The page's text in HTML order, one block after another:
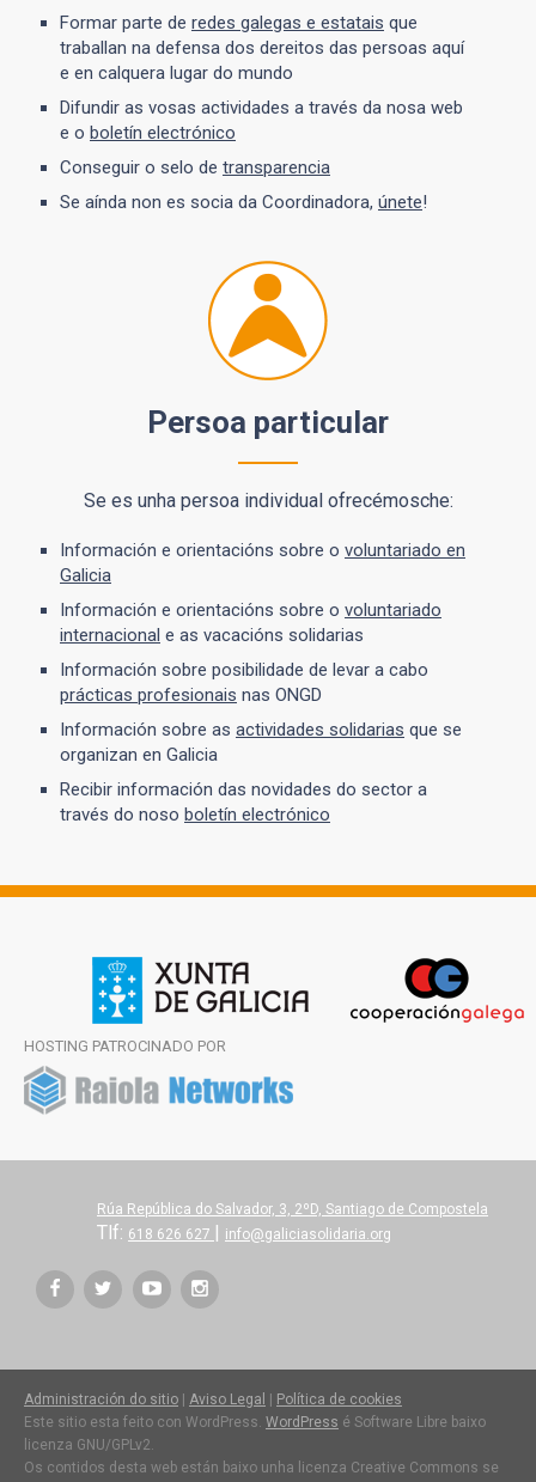
Formar parte de redes galegas e estatais que
traballan na defensa dos dereitos das persoas aquí
e en calquera lugar do mundo
Difundir as vosas actividades a través da nosa web
e o boletín electrónico
Conseguir o selo de transparencia
Se aínda non es socia da Coordinadora, únete!
Persoa particular
Se es unha persoa individual ofrecémosche:
Información e orientacións sobre o voluntariado en
Galicia
Información e orientacións sobre o voluntariado
internacional e as vacacións solidarias
Información sobre posibilidade de levar a cabo
prácticas profesionais nas ONGD
Información sobre as actividades solidarias que se
organizan en Galicia
Recibir información das novidades do sector a
través do noso boletín electrónico
HOSTING PATROCINADO POR
Rúa República do Salvador, 3, 2ºD, Santiago de Compostela
Tlf: 618 626 627 | info@galiciasolidaria.org
Administración do sitio | Aviso Legal | Política de cookies
Este sitio esta feito con WordPress. WordPress é Software Libre baixo
licenza GNU/GPLv2.
Os contidos desta web están baixo unha licenza Creative Commons se